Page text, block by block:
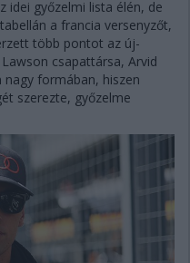
idei győzelmi lista élén, de
a francia versenyzőt,
több pontot az új-
csapattársa, Arvid
nagy formában, hiszen
szerezte, győzelme